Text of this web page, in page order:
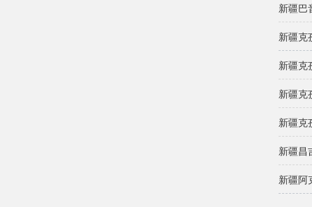
新疆巴
新疆克
新疆克
新疆克
新疆克
新疆昌
新疆阿